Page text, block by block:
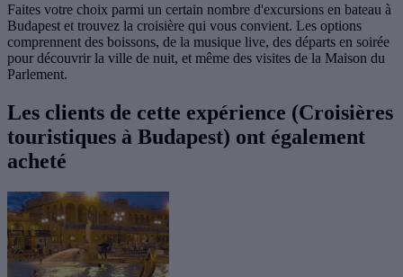
Faites votre choix parmi un certain nombre d'excursions en bateau à
Budapest et trouvez la croisière qui vous convient. Les options
comprennent des boissons, de la musique live, des départs en soirée
pour découvrir la ville de nuit, et même des visites de la Maison du
Parlement.
Les clients de cette expérience (Croisières
touristiques à Budapest) ont également
acheté